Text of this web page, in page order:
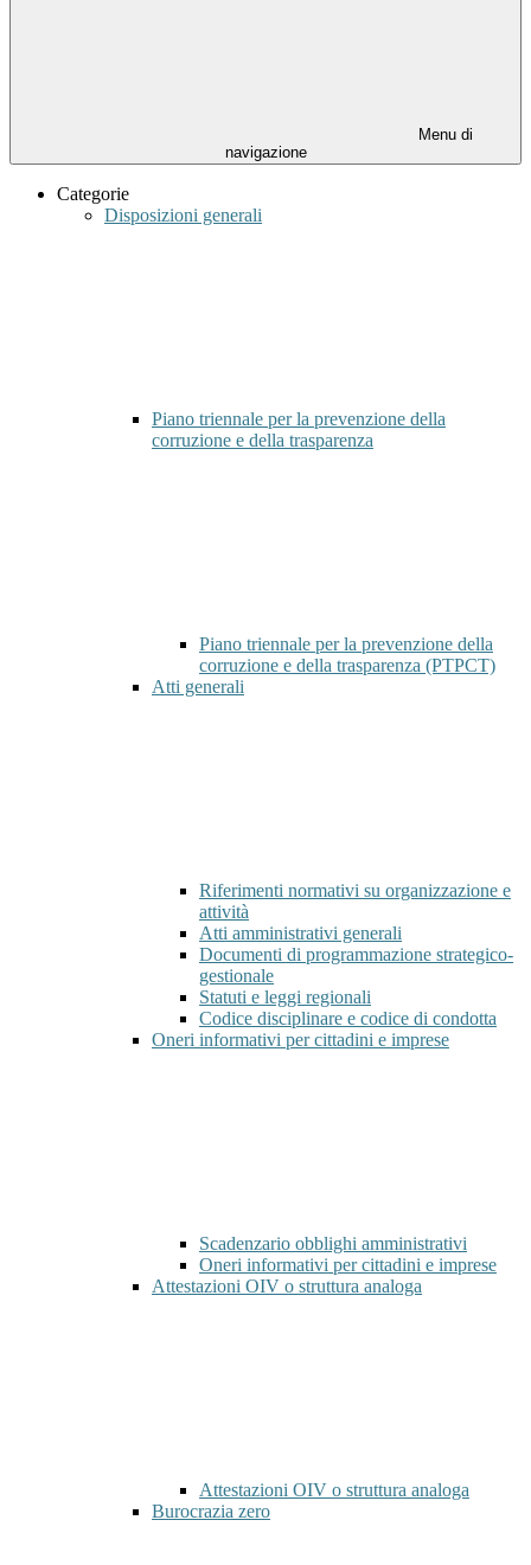
Menu di
navigazione
Categorie
Disposizioni generali
Piano triennale per la prevenzione della
corruzione e della trasparenza
Piano triennale per la prevenzione della
corruzione e della trasparenza (PTPCT)
Atti generali
Riferimenti normativi su organizzazione e
attività
Atti amministrativi generali
Documenti di programmazione strategico-
gestionale
Statuti e leggi regionali
Codice disciplinare e codice di condotta
Oneri informativi per cittadini e imprese
Scadenzario obblighi amministrativi
Oneri informativi per cittadini e imprese
Attestazioni OIV o struttura analoga
Attestazioni OIV o struttura analoga
Burocrazia zero